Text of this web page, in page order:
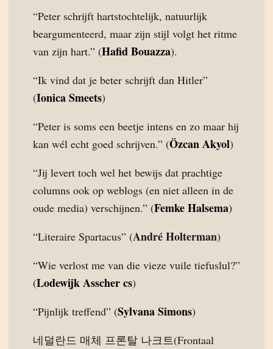
“Peter schrijft hartstochtelijk, natuurlijk
beargumenteerd, maar zijn stijl volgt het ritme
van zijn hart.” (Hafid Bouazza).
“Ik vind dat je beter schrijft dan Hitler”
(Ionica Smeets)
“Peter is soms een beetje intens en zo maar hij
kan wél echt goed schrijven.” (Özcan Akyol)
“Jij levert toch wel het bewijs dat prachtige
columns ook op weblogs (en niet alleen in de
oude media) verschijnen.” (Femke Halsema)
“Literaire Spartacus” (André Holterman)
“Wie verlost me van die vieze vuile tiefuslul?”
(Lodewijk Asscher cs)
“Pijnlijk treffend” (Sylvana Simons)
네덜란드 매체 프론탈 나크트(Frontaal